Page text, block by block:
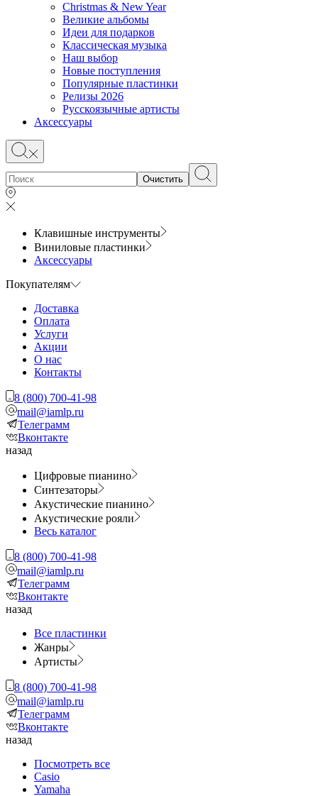
Christmas & New Year
Великие альбомы
Идеи для подарков
Классическая музыка
Наш выбор
Новые поступления
Популярные пластинки
Релизы 2026
Русскоязычные артисты
Аксессуары
Очистить
Клавишные инструменты
Виниловые пластинки
Аксессуары
Покупателям
Доставка
Оплата
Услуги
Акции
О нас
Контакты
8 (800) 700-41-98
mail@iamlp.ru
Телеграмм
Вконтакте
назад
Цифровые пианино
Синтезаторы
Акустические пианино
Акустические рояли
Весь каталог
8 (800) 700-41-98
mail@iamlp.ru
Телеграмм
Вконтакте
назад
Все пластинки
Жанры
Артисты
8 (800) 700-41-98
mail@iamlp.ru
Телеграмм
Вконтакте
назад
Посмотреть все
Casio
Yamaha